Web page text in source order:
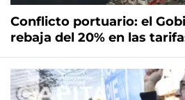
Conflicto portuario: el
rebaja del 20% en las